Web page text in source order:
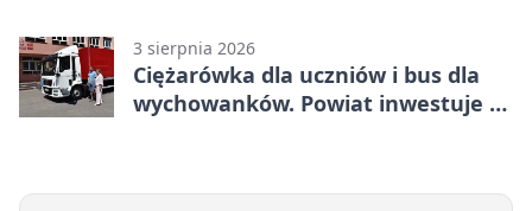
3 sierpnia 2026
Ciężarówka dla uczniów i bus dla
wychowanków. Powiat inwestuje w